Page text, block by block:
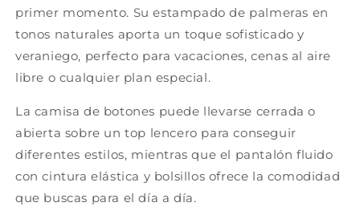
primer momento. Su estampado de palmeras en
tonos naturales aporta un toque sofisticado y
veraniego, perfecto para vacaciones, cenas al aire
libre o cualquier plan especial.
La camisa de botones puede llevarse cerrada o
abierta sobre un top lencero para conseguir
diferentes estilos, mientras que el pantalón fluido
con cintura elástica y bolsillos ofrece la comodidad
que buscas para el día a día.